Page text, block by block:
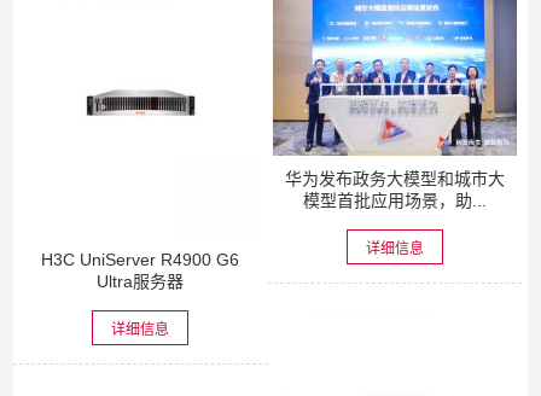
H3C UniServer R4900 G6
Ultra服务器
详细信息
华为发布政务大模型和城市大
模型首批应用场景，助...
详细信息